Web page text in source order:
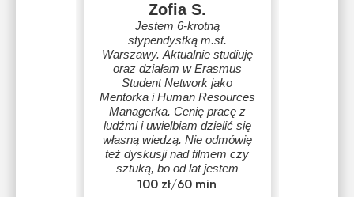
Zofia S.
Jestem 6-krotną
stypendystką m.st.
Warszawy. Aktualnie studiuję
oraz działam w Erasmus
Student Network jako
Mentorka i Human Resources
Managerka. Cenię pracę z
ludźmi i uwielbiam dzielić się
własną wiedzą. Nie odmówię
też dyskusji nad filmem czy
sztuką, bo od lat jestem
wolontariuszką Festiwalu
100 zł/60 min